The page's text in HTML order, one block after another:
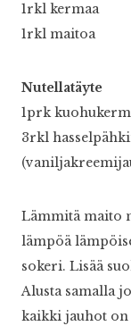
1rkl kermaa
1rkl maitoa
Nutellatäyte
1prk
3rkl
Lämmitä maito
lämpöä
sokeri. Lisää
Alusta samalla
kaikki jauhot